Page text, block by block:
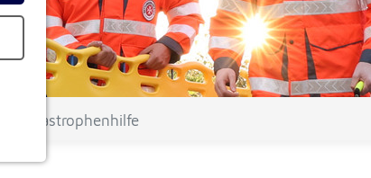
Katastrophenhilfe